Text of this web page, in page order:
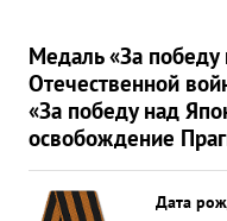
Медаль «За
Отечественной
«За победу над
освобождение
Дата